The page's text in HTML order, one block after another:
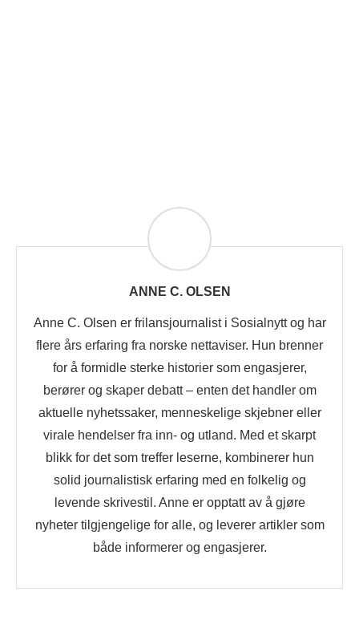
ANNE C. OLSEN
Anne C. Olsen er frilansjournalist i Sosialnytt og har
flere års erfaring fra norske nettaviser. Hun brenner
for å formidle sterke historier som engasjerer,
berører og skaper debatt – enten det handler om
aktuelle nyhetssaker, menneskelige skjebner eller
virale hendelser fra inn- og utland. Med et skarpt
blikk for det som treffer leserne, kombinerer hun
solid journalistisk erfaring med en folkelig og
levende skrivestil. Anne er opptatt av å gjøre
nyheter tilgjengelige for alle, og leverer artikler som
både informerer og engasjerer.